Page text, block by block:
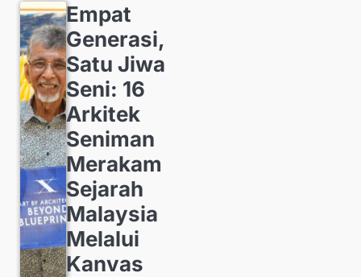
Empat
Generasi,
Satu Jiwa
Seni: 16
Arkitek
Seniman
Merakam
Sejarah
Malaysia
Melalui
Kanvas